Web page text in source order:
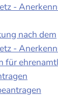
-
nach dem
-
für